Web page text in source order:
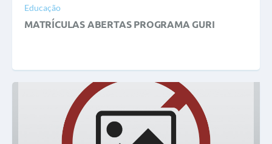
Educação
MATRÍCULAS ABERTAS PROGRAMA GURI